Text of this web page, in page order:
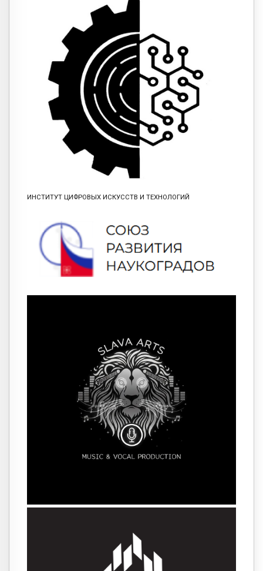
ИНСТИТУТ ЦИФРОВЫХ ИСКУССТВ И ТЕХНОЛОГИЙ